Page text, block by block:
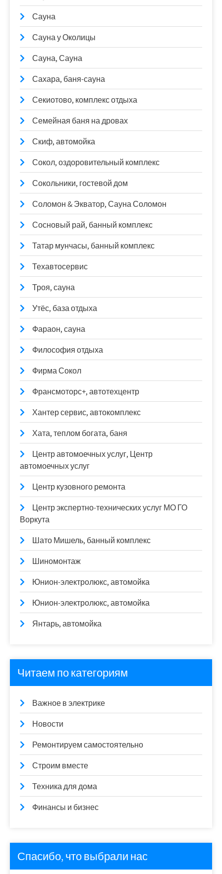
Сауна
Сауна у Околицы
Сауна, Сауна
Сахара, баня-сауна
Секиотово, комплекс отдыха
Семейная баня на дровах
Скиф, автомойка
Сокол, оздоровительный комплекс
Сокольники, гостевой дом
Соломон & Экватор, Сауна Соломон
Сосновый рай, банный комплекс
Татар мунчасы, банный комплекс
Техавтосервис
Троя, сауна
Утёс, база отдыха
Фараон, сауна
Философия отдыха
Фирма Сокол
Франсмоторс+, автотехцентр
Хантер сервис, автокомплекс
Хата, теплом богата, баня
Центр автомоечных услуг, Центр
автомоечных услуг
Центр кузовного ремонта
Центр экспертно-технических услуг МО ГО
Воркута
Шато Мишель, банный комплекс
Шиномонтаж
Юнион-электролюкс, автомойка
Юнион-электролюкс, автомойка
Янтарь, автомойка
Читаем по категориям
Важное в электрике
Новости
Ремонтируем самостоятельно
Строим вместе
Техника для дома
Финансы и бизнес
Спасибо, что выбрали нас